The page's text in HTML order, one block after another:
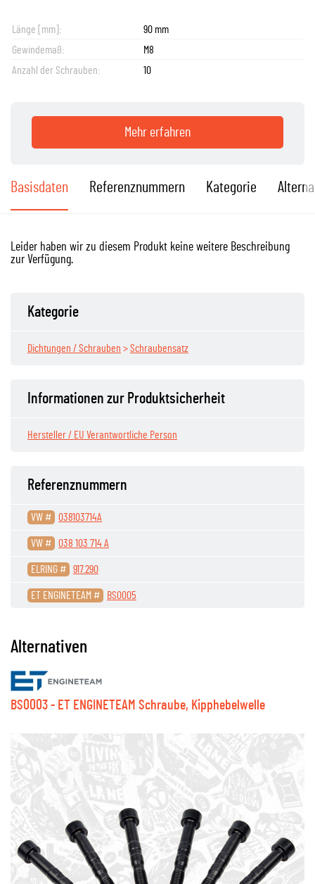
Länge [mm]:
90 mm
Gewindemaß:
M8
Anzahl der Schrauben:
10
Mehr erfahren
Basisdaten Referenznummern Kategorie
Leider haben wir zu diesem Produkt keine weitere Beschreibung
zur Verfügung.
Kategorie
Dichtungen / Schrauben >Schraubensatz
Informationen zur Produktsicherheit
Hersteller / EU Verantwortliche Person
Referenznummern
VW # 038103714A
VW # 038 103 714 A
ELRING # 917.290
ET ENGINETEAM # BS0005
Alternativen
BS0003 - ET ENGINETEAM Schraube, Kipphebelwelle